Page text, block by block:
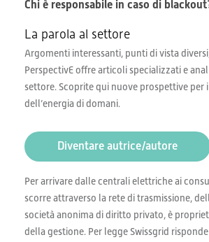
Chi è responsabile in caso di
La parola al settore
Argomenti interessanti, punti di vista
PerspectivE offre articoli specializzati e
settore. Scoprite qui nuove prospettive per
dell’energia di domani.
Diventare autrice/autore
Per arrivare dalle centrali elettriche ai
scorre attraverso la rete di trasmissione,
società anonima di diritto privato, è
della gestione. Per legge Swissgrid